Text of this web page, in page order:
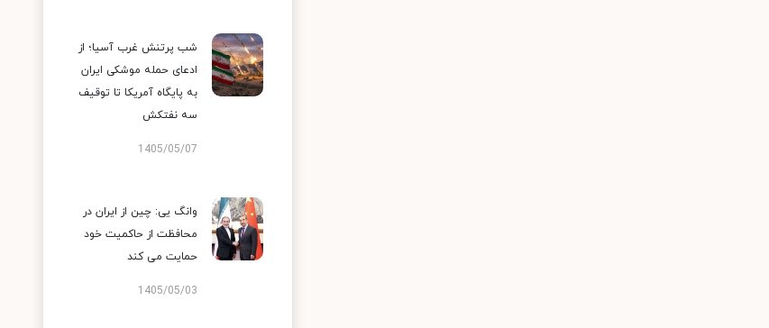
شب پرتنش غرب آسیا؛ از
ادعای حمله موشکی ایران
به پایگاه آمریکا تا توقیف
سه نفتکش
1405/05/07
وانگ یی: چین از ایران در
محافظت از حاکمیت خود
حمایت می کند
1405/05/03